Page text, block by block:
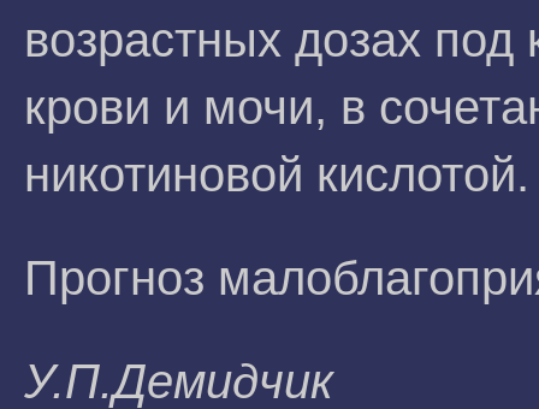
возрастных дозах
крови и мочи, в
никотиновой кислотой.
Прогноз
У.П.Дeмидчик